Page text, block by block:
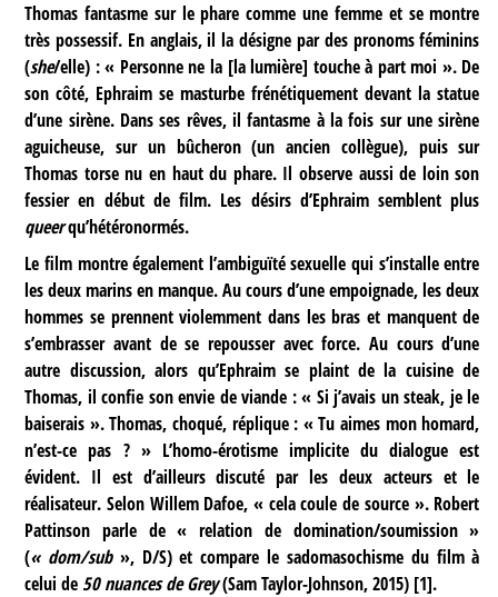
Thomas fantasme sur le phare comme une femme et se montre
très possessif. En anglais, il la désigne par des pronoms féminins
(she/elle) : « Personne ne la [la lumière] touche à part moi ». De
son côté, Ephraim se masturbe frénétiquement devant la statue
d’une sirène. Dans ses rêves, il fantasme à la fois sur une sirène
aguicheuse, sur un bûcheron (un ancien collègue), puis sur
Thomas torse nu en haut du phare. Il observe aussi de loin son
fessier en début de film. Les désirs d’Ephraim semblent plus
queerqu’hétéronormés.
Le film montre également l’ambiguïté sexuelle qui s’installe entre
les deux marins en manque. Au cours d’une empoignade, les deux
hommes se prennent violemment dans les bras et manquent de
s’embrasser avant de se repousser avec force. Au cours d’une
autre discussion, alors qu’Ephraim se plaint de la cuisine de
Thomas, il confie son envie de viande : « Si j’avais un steak, je le
baiserais ». Thomas, choqué, réplique : « Tu aimes mon homard,
n’est-ce pas ? » L’homo-érotisme implicite du dialogue est
évident. Il est d’ailleurs discuté par les deux acteurs et le
réalisateur. Selon Willem Dafoe, « cela coule de source ». Robert
Pattinson parle de « relation de domination/soumission »
(« dom/sub», D/S) et compare le sadomasochisme du film à
celui de 50 nuances de Grey(Sam Taylor-Johnson, 2015) [1].